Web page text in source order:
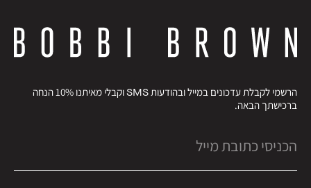
הרשמי לקבלת עדכונים במייל ובהודעות SMS וקבלי מאיתנו 10% הנחה
ברכישתך הבאה.